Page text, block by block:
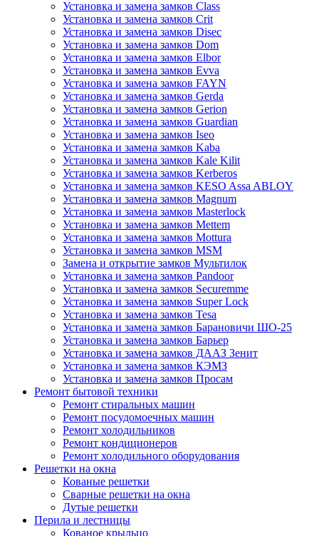
Установка и замена замков Class
Установка и замена замков Crit
Установка и замена замков Disec
Установка и замена замков Dom
Установка и замена замков Elbor
Установка и замена замков Evva
Установка и замена замков FAYN
Установка и замена замков Gerda
Установка и замена замков Gerion
Установка и замена замков Guardian
Установка и замена замков Iseo
Установка и замена замков Kaba
Установка и замена замков Kale Kilit
Установка и замена замков Kerberos
Установка и замена замков KESO Assa ABLOY
Установка и замена замков Magnum
Установка и замена замков Masterlock
Установка и замена замков Mettem
Установка и замена замков Mottura
Установка и замена замков MSM
Замена и открытие замков Мультилок
Установка и замена замков Pandoor
Установка и замена замков Securemme
Установка и замена замков Super Lock
Установка и замена замков Tesa
Установка и замена замков Барановичи ШО-25
Установка и замена замков Барьер
Установка и замена замков ДААЗ Зенит
Установка и замена замков КЭМЗ
Установка и замена замков Просам
Ремонт бытовой техники
Ремонт стиральных машин
Ремонт посудомоечных машин
Ремонт холодильников
Ремонт кондиционеров
Ремонт холодильного оборудования
Решетки на окна
Кованые решетки
Сварные решетки на окна
Дутые решетки
Перила и лестницы
Кованое крыльцо